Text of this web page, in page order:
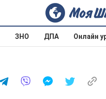
ЗНО ДПА Онлайн